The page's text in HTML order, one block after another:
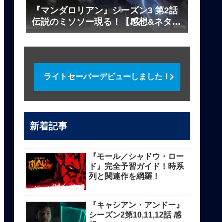
『マンダロリアン』シーズン3 第2話
伝説のミソソー現る！【感想&ネタバ
レ解説】
ライトセーバーデビューしました！
新着記事
『モール／シャドウ・ロー
ド』完全予習ガイド！時系
列と関連作を網羅！
『キャシアン・アンドー』
シーズン2第10,11,12話 感